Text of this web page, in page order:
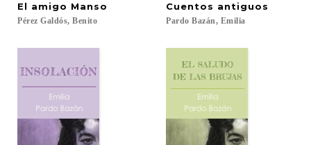
El amigo Manso
Pérez Galdós, Benito
Cuentos antiguos
Pardo Bazán, Emilia